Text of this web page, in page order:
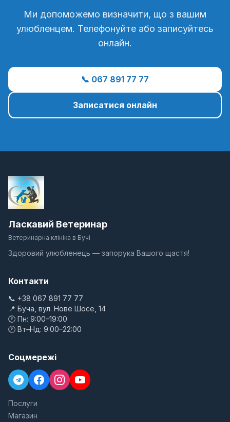
Ми допоможемо визначити, що з вашим
улюбленцем. Телефонуйте або записуйтесь
онлайн.
📞 067 891 77 77
Записатися онлайн
Ласкавий Ветеринар
Ветеринарна клініка в Бучі
Здоровий улюбленець — запорука Вашого щастя!
Контакти
📞 +38 067 891 77 77
📍 Буча, вул. Нове Шосе, 14
🕐 Пн: 9:00–19:00
🕐 Вт–Нд: 9:00–22:00
Соцмережі
Послуги
Магазин